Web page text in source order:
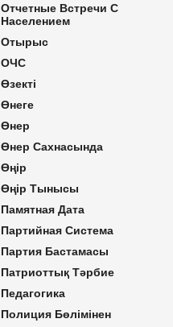
Отчетные Встречи С
Населением
Отырыс
ОЧС
Өзекті
Өнеге
Өнер
Өнер Сахнасында
Өңір
Өңір Тынысы
Памятная Дата
Партийная Система
Партия Бастамасы
Патриоттық Тәрбие
Педагогика
Полиция Бөлімінен